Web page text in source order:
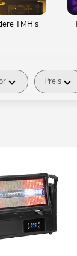
TMH's
Preis